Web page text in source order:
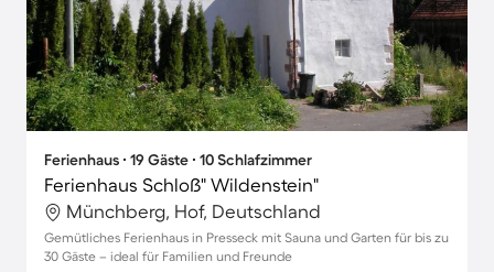
Ferienhaus ∙ 19 Gäste ∙ 10 Schlafzimmer
Ferienhaus Schloß" Wildenstein"
Münchberg, Hof, Deutschland
Gemütliches Ferienhaus in Presseck mit Sauna und Garten für bis zu
30 Gäste – ideal für Familien und Freunde